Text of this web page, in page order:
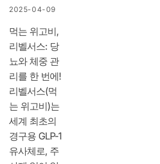
2025-04-09
먹는 위고비,
리벨서스: 당
뇨와 체중 관
리를 한 번에!
리벨서스(먹
는 위고비)는
세계 최초의
경구용 GLP-1
유사체로, 주